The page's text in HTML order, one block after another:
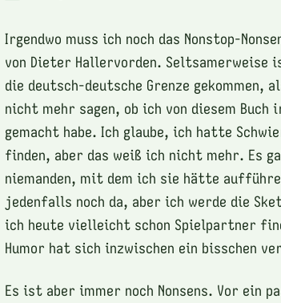
Irgendwo muss ich noch das Nonstop-
von Dieter Hallervorden. Seltsamerweise
die deutsch-deutsche Grenze gekommen,
nicht mehr sagen, ob ich von diesem Buch
gemacht habe. Ich glaube, ich hatte
finden, aber das weiß ich nicht mehr. Es
niemanden, mit dem ich sie hätte
jedenfalls noch da, aber ich werde die
ich heute vielleicht schon Spielpartner
Humor hat sich inzwischen ein bisschen
Es ist aber immer noch Nonsens. Vor ein